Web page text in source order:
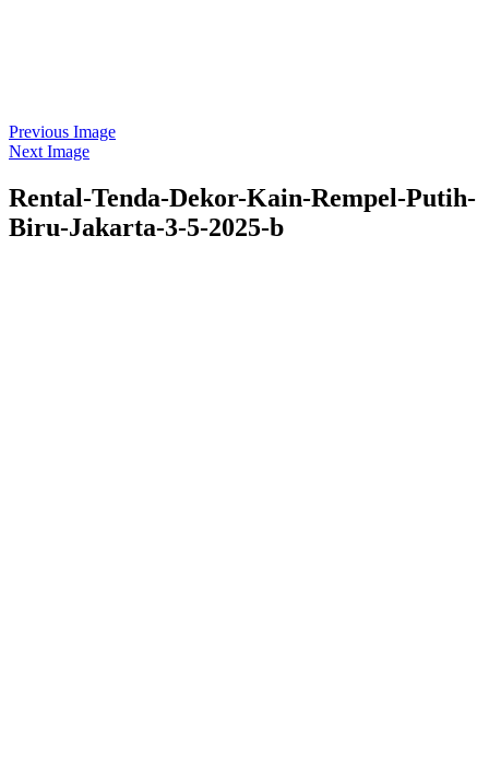
Previous Image
Next Image
Rental-Tenda-Dekor-Kain-Rempel-Putih-
Biru-Jakarta-3-5-2025-b